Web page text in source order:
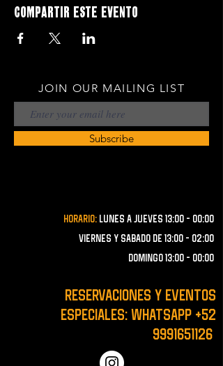
Compartir este evento
JOIN OUR MAILING LIST
Subscribe
Horario: lunes a JUEVES 13:00 - 00:00
VIERNES Y SABADO de 13:00 - 02:00
domingo 13:00 - 00:00
RESERVACIONES y EVENTOS
ESPECIALES: WHATSAPP +52
9991651126